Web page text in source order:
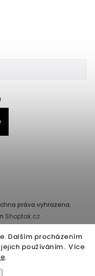
Dalším procházením
používáním.. Více
.
práva vyhrazena.
Shoptak.cz
IČ: 25155822, Pernerova
Praha.
vedeném Městským
87218.